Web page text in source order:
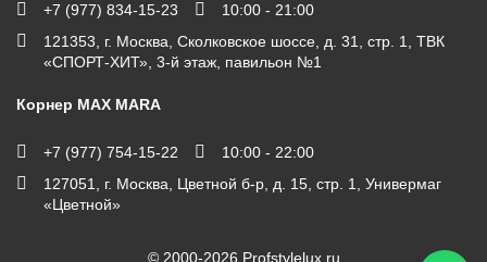
+7 (977) 834-15-23
10:00 - 21:00
121353, г. Москва, Сколковское шоссе, д. 31, стр. 1, ТВК
«СПОРТ-ХИТ», 3-й этаж, павильон №1
Корнер MAX MARA
+7 (977) 754-15-22
10:00 - 22:00
127051, г. Москва, Цветной б-р, д. 15, стр. 1, Универмаг
«Цветной»
© 2000-2026 Profstylelux.ru